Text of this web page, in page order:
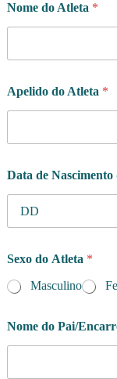
Nome do Atleta *
e
m
?
d
e
Apelido do Atleta *
Data de
Sexo do Atleta *
Masculino
Nome do Pai/